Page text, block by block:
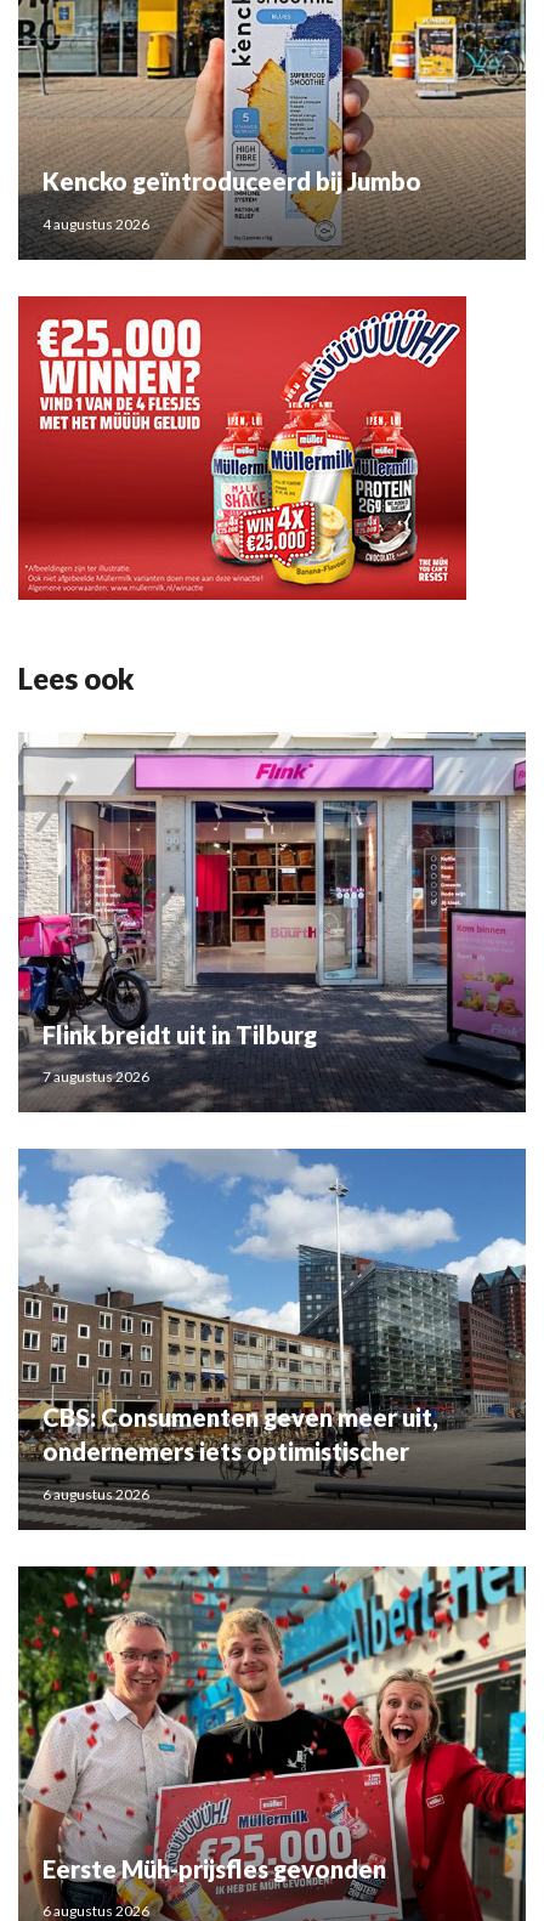
Kencko geïntroduceerd bij Jumbo
4 augustus 2026
Lees ook
Flink breidt uit in Tilburg
7 augustus 2026
CBS: Consumenten geven meer uit,
ondernemers iets optimistischer
6 augustus 2026
Eerste Müh-prijsfles gevonden
6 augustus 2026